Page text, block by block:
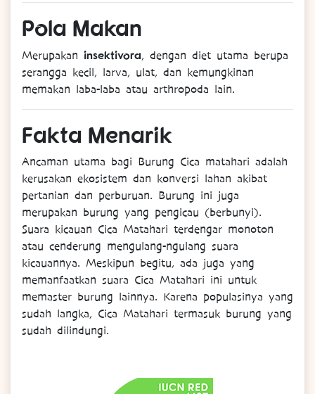
Pola Makan
Merupakan insektivora, dengan diet utama berupa
serangga kecil, larva, ulat, dan kemungkinan
memakan laba-laba atau arthropoda lain.
Fakta Menarik
Ancaman utama bagi Burung Cica matahari adalah
kerusakan ekosistem dan konversi lahan akibat
pertanian dan perburuan. Burung ini juga
merupakan burung yang pengicau (berbunyi).
Suara kicauan Cica Matahari terdengar monoton
atau cenderung mengulang-ngulang suara
kicauannya. Meskipun begitu, ada juga yang
memanfaatkan suara Cica Matahari ini untuk
memaster burung lainnya. Karena populasinya yang
sudah langka, Cica Matahari termasuk burung yang
sudah dilindungi.